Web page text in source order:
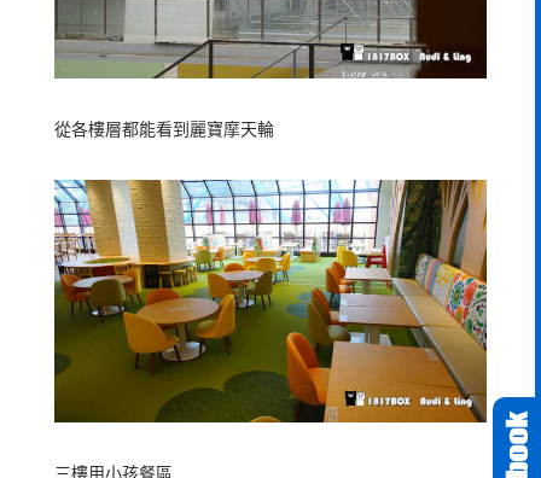
從各樓層都能看到麗寶摩天輪
三樓用小孩餐區